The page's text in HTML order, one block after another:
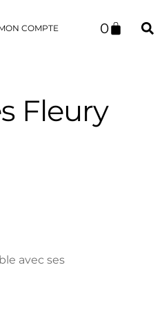
COMPTE 0
Fleury
avec ses